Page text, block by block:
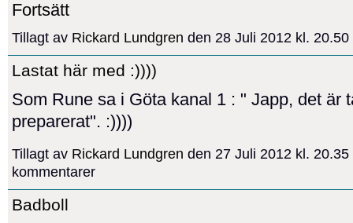
Fortsätt
Tillagt av Rickard Lundgren den 28 Juli 2012 kl.
Lastat här med :))))
Som Rune sa i Göta kanal 1 : " Japp, det är
preparerat". :))))
Tillagt av Rickard Lundgren den 27 Juli 2012 kl.
kommentarer
Badboll